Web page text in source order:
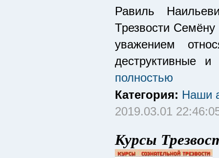
Равиль
Трезвости
уважением
деструктивные
полностью
Категория: Наши
2019.03.01
Курсы